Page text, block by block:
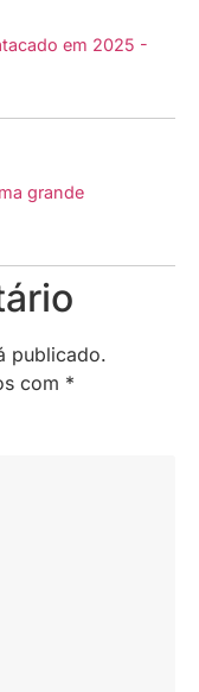
em 2025 -
grande
publicado.
com *